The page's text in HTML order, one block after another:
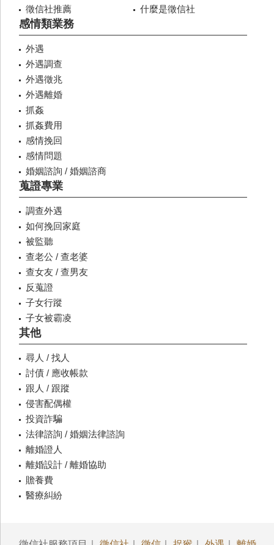
徵信社推薦
什麼是徵信社
感情類業務
外遇
外遇調查
外遇徵兆
外遇離婚
抓姦
抓姦費用
感情挽回
感情問題
婚姻諮詢 / 婚姻諮商
蒐證專業
調查外遇
如何挽回家庭
被監聽
查老公 / 查老婆
查女友 / 查男友
反蒐證
子女行蹤
子女被霸凌
其他
尋人 / 找人
討債 / 應收帳款
跟人 / 跟蹤
侵害配偶權
投資詐騙
法律諮詢 / 婚姻法律諮詢
離婚證人
離婚設計 / 離婚協助
贍養費
醫療糾紛